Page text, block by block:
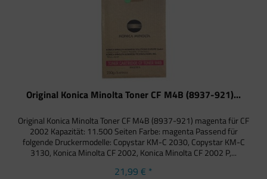
Original Konica Minolta Toner CF M4B (8937-921)...
Original Konica Minolta Toner CF M4B (8937-921) magenta für CF
2002 Kapazität: 11.500 Seiten Farbe: magenta Passend für
folgende Druckermodelle: Copystar KM-C 2030, Copystar KM-C
3130, Konica Minolta CF 2002, Konica Minolta CF 2002 P,...
21,99 € *